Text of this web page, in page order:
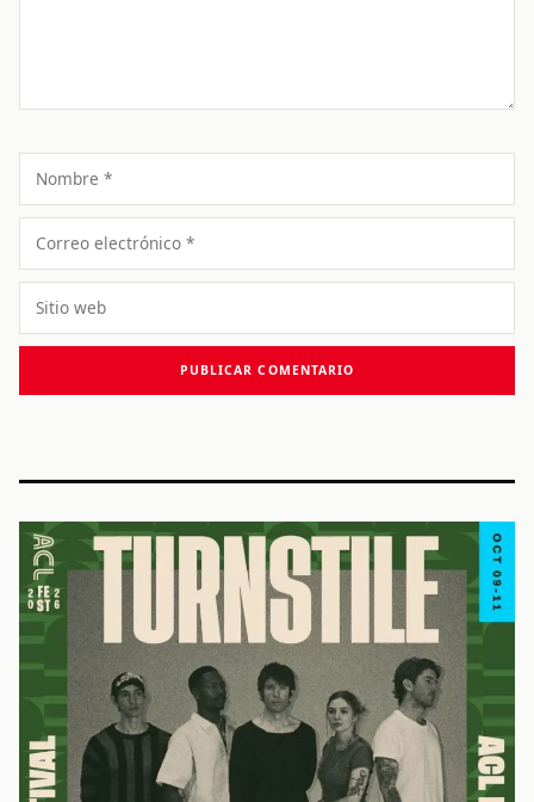
Nombre
Correo
electrónico
Sitio
web